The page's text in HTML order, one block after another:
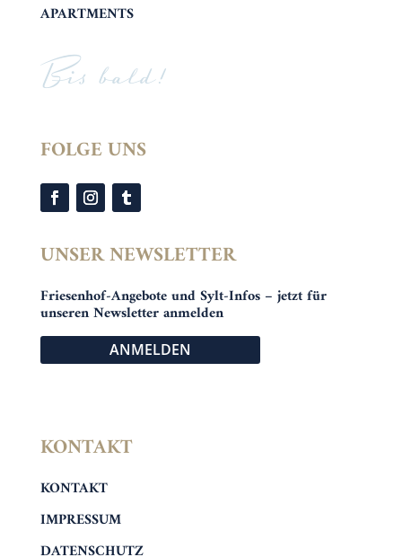
APARTMENTS
Bis bald!
FOLGE UNS
UNSER NEWSLETTER
Friesenhof-Angebote und Sylt-Infos – jetzt für
unseren Newsletter anmelden
ANMELDEN
KONTAKT
KONTAKT
IMPRESSUM
DATENSCHUTZ